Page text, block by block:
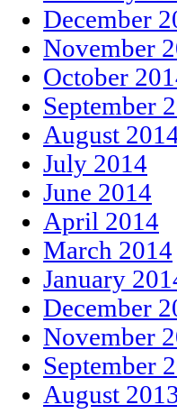
December
November
October
September
August
July 2014
June 2014
April 2014
March 2014
January
December
November
September
August